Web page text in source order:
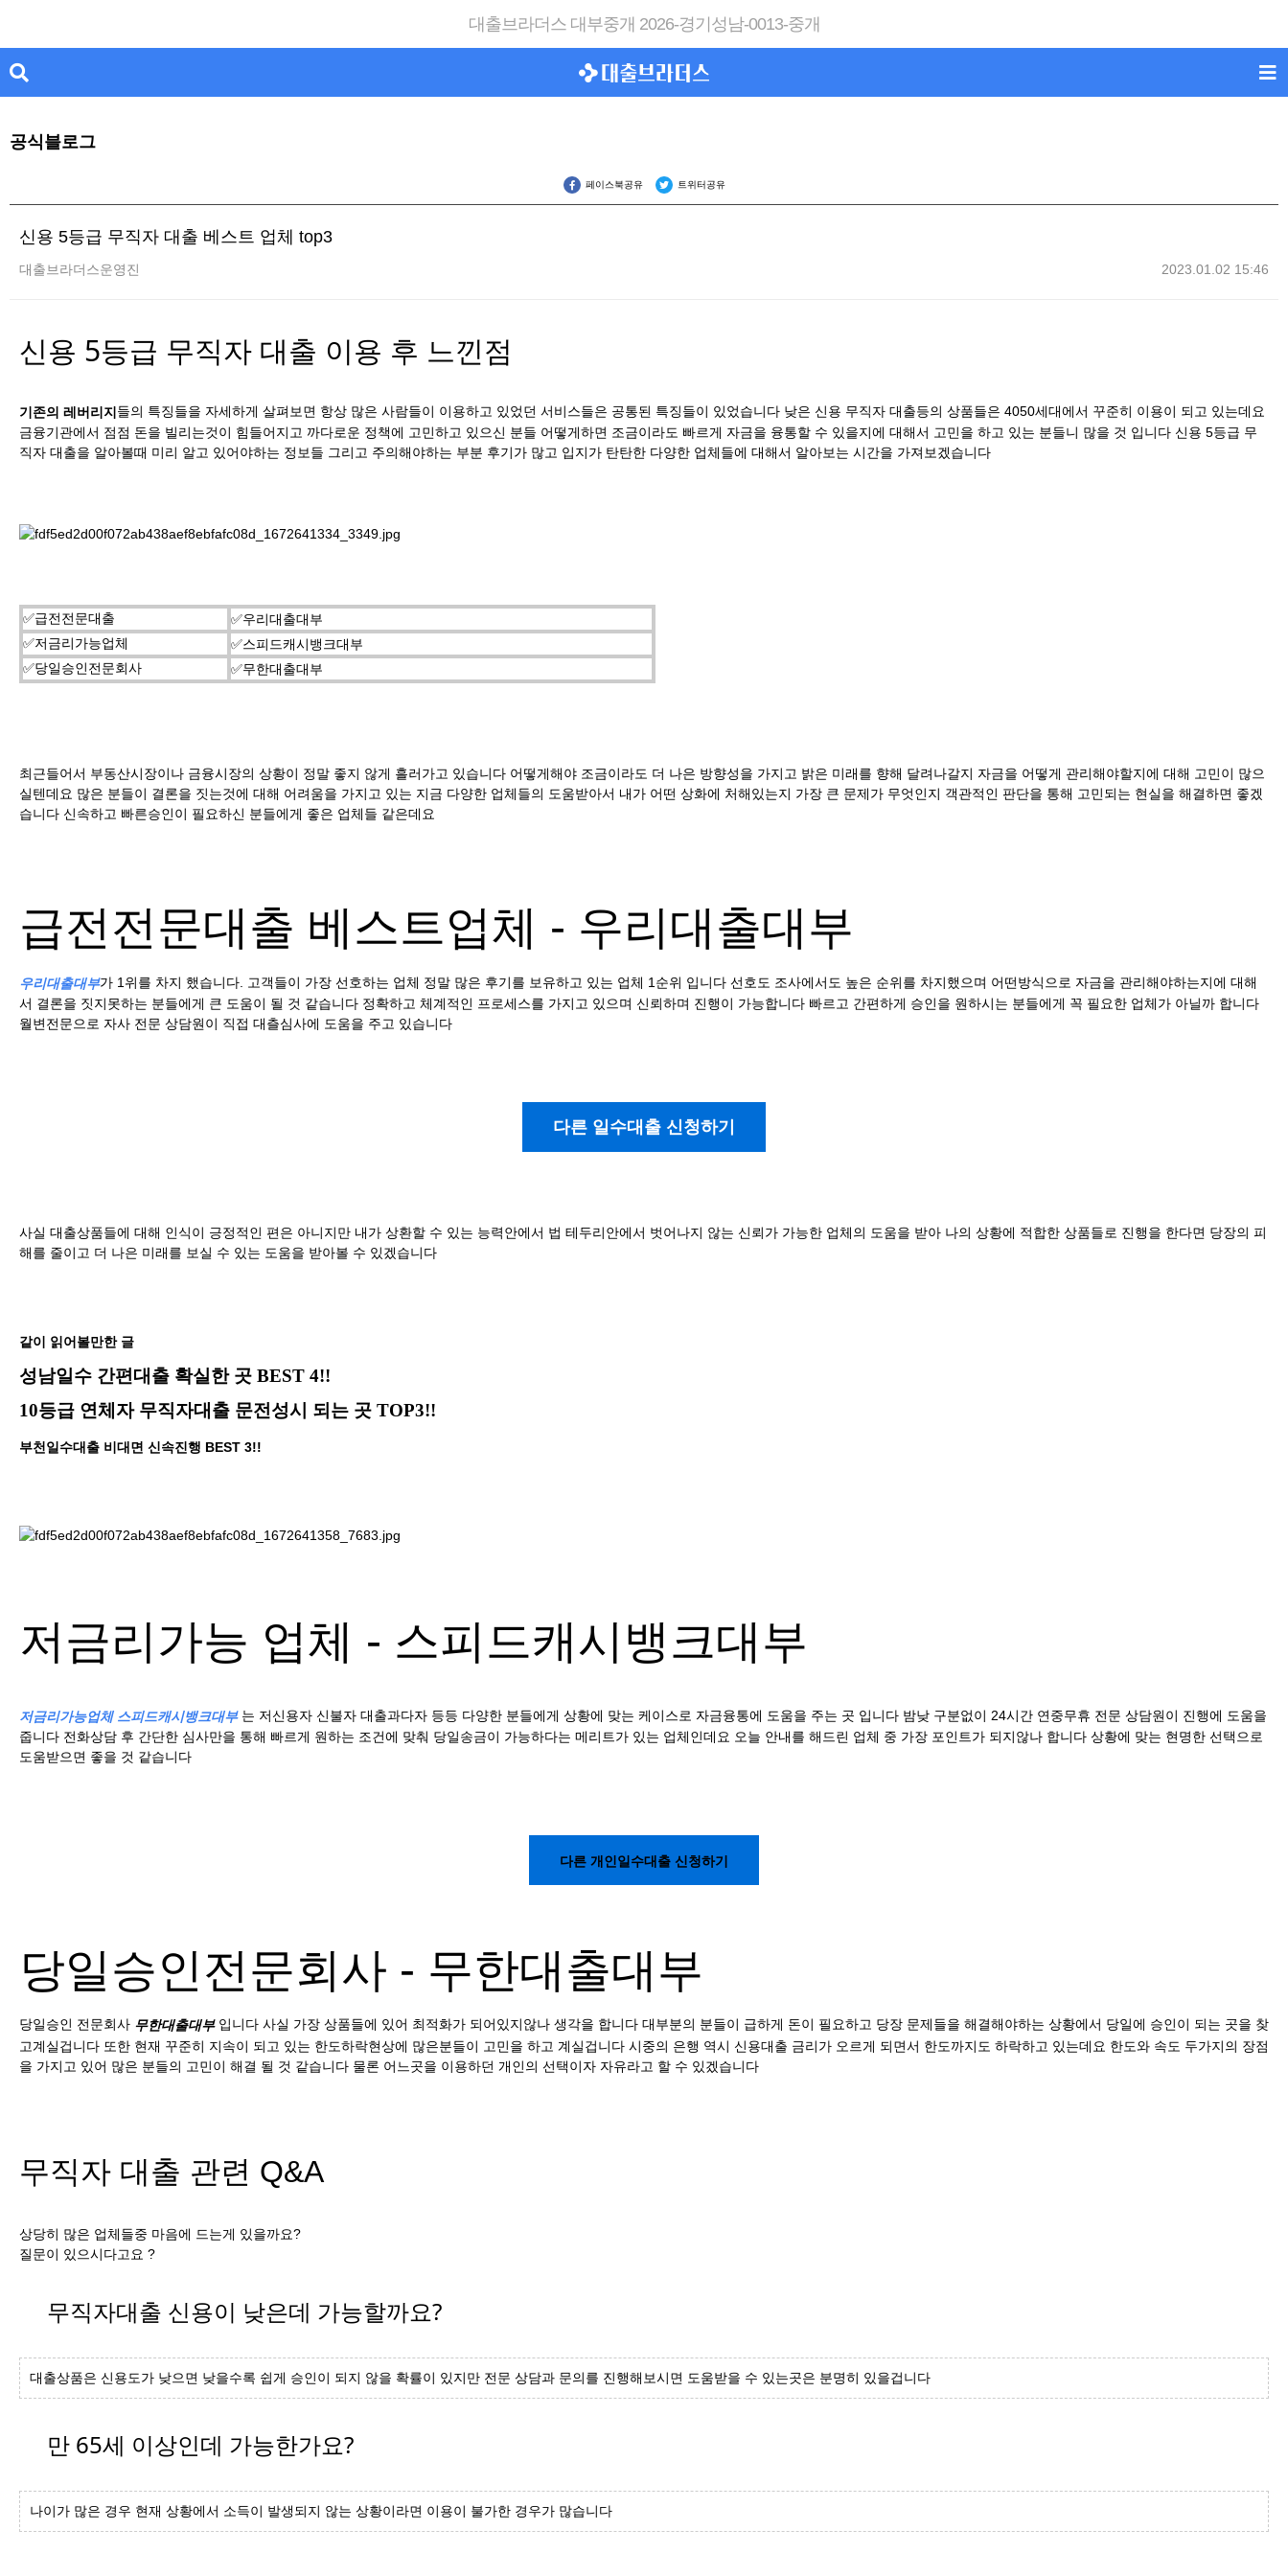
대출브라더스 대부중개 2026-경기성남-0013-중개
공식블로그
페이스북공유 트위터공유
신용 5등급 무직자 대출 베스트 업체 top3
대출브라더스운영진 2023.01.02 15:46
신용 5등급 무직자 대출 이용 후 느낀점
기존의 레버리지 들의 특징들을 자세하게 살펴보면 항상 많은 사람들이 이용하고 있었던 서비스들은 공통된 특징들이 있었습니다 낮은 신용 무직자 대출등의 상품들은 4050세대에서 꾸준히 이용이 되고 있는데요
금융기관에서 점점 돈을 빌리는것이 힘들어지고 까다로운 정책에 고민하고 있으신 분들 어떻게하면 조금이라도 빠르게 자금을 융통할 수 있을지에 대해서 고민을 하고 있는 분들니 많을 것 입니다 신용 5등급 무
직자 대출을 알아볼때 미리 알고 있어야하는 정보들 그리고 주의해야하는 부분 후기가 많고 입지가 탄탄한 다양한 업체들에 대해서 알아보는 시간을 가져보겠습니다
✅급전전문대출 ✅우리대출대부
✅저금리가능업체
✅스피드캐시뱅크대부
✅당일승인전문회사
✅무한대출대부
최근들어서 부동산시장이나 금융시장의 상황이 정말 좋지 않게 흘러가고 있습니다 어떻게해야 조금이라도 더 나은 방향성을 가지고 밝은 미래를 향해 달려나갈지 자금을 어떻게 관리해야할지에 대해 고민이 많으
실텐데요 많은 분들이 결론을 짓는것에 대해 어려움을 가지고 있는 지금 다양한 업체들의 도움받아서 내가 어떤 상화에 처해있는지 가장 큰 문제가 무엇인지 객관적인 판단을 통해 고민되는 현실을 해결하면 좋겠
습니다 신속하고 빠른승인이 필요하신 분들에게 좋은 업체들 같은데요
급전전문대출 베스트업체 - 우리대출대부
우리대출대부가 1위를 차지 했습니다. 고객들이 가장 선호하는 업체 정말 많은 후기를 보유하고 있는 업체 1순위 입니다 선호도 조사에서도 높은 순위를 차지했으며 어떤방식으로 자금을 관리해야하는지에 대해
서 결론을 짓지못하는 분들에게 큰 도움이 될 것 같습니다 정확하고 체계적인 프로세스를 가지고 있으며 신뢰하며 진행이 가능합니다 빠르고 간편하게 승인을 원하시는 분들에게 꼭 필요한 업체가 아닐까 합니다
월변전문으로 자사 전문 상담원이 직접 대츨심사에 도움을 주고 있습니다
다른 일수대출 신청하기
사실 대출상품들에 대해 인식이 긍정적인 편은 아니지만 내가 상환할 수 있는 능력안에서 법 테두리안에서 벗어나지 않는 신뢰가 가능한 업체의 도움을 받아 나의 상황에 적합한 상품들로 진행을 한다면 당장의 피
해를 줄이고 더 나은 미래를 보실 수 있는 도움을 받아볼 수 있겠습니다
같이 읽어볼만한 글
성남일수 간편대출 확실한 곳 BEST 4!!
10등급 연체자 무직자대출 문전성시 되는 곳 TOP3!!
부천일수대출 비대면 신속진행 BEST 3!!
저금리가능 업체 - 스피드캐시뱅크대부
저금리가능업체 스피드캐시뱅크대부는 저신용자 신불자 대출과다자 등등 다양한 분들에게 상황에 맞는 케이스로 자금융통에 도움을 주는 곳 입니다 밤낮 구분없이 24시간 연중무휴 전문 상담원이 진행에 도움을
줍니다 전화상담 후 간단한 심사만을 통해 빠르게 원하는 조건에 맞춰 당일송금이 가능하다는 메리트가 있는 업체인데요 오늘 안내를 해드린 업체 중 가장 포인트가 되지않나 합니다 상황에 맞는 현명한 선택으로
도움받으면 좋을 것 같습니다​
다른 개인일수대출 신청하기
당일승인전문회사 - 무한대출대부
당일승인 전문회사 무한대출대부​입니다 사실 가장 상품들에 있어 최적화가 되어있지않나 생각을 합니다 대부분의 분들이 급하게 돈이 필요하고 당장 문제들을 해결해야하는 상황에서 당일에 승인이 되는 곳을 찾
고계실겁니다 또한 현재 꾸준히 지속이 되고 있는 한도하락현상에 많은분들이 고민을 하고 계실겁니다 시중의 은행 역시 신용대출 금리가 오르게 되면서 한도까지도 하락하고 있는데요 한도와 속도 두가지의 장점
을 가지고 있어 많은 분들의 고민이 해결 될 것 같습니다 물론 어느곳을 이용하던 개인의 선택이자 자유라고 할 수 있겠습니다
무직자 대출 관련 Q&A
상당히 많은 업체들중 마음에 드는게 있을까요?
질문이 있으시다고요 ?
무직자대출 신용이 낮은데 가능할까요?
대출상품은 신용도가 낮으면 낮을수록 쉽게 승인이 되지 않을 확률이 있지만 전문 상담과 문의를 진행해보시면 도움받을 수 있는곳은 분명히 있을겁니다
만 65세 이상인데 가능한가요?
나이가 많은 경우 현재 상황에서 소득이 발생되지 않는 상황이라면 이용이 불가한 경우가 많습니다